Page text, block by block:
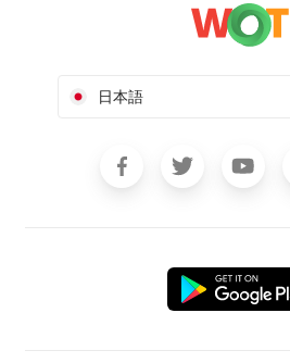
日本語